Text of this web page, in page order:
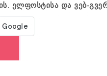
ელფოსტისა და ვებ-